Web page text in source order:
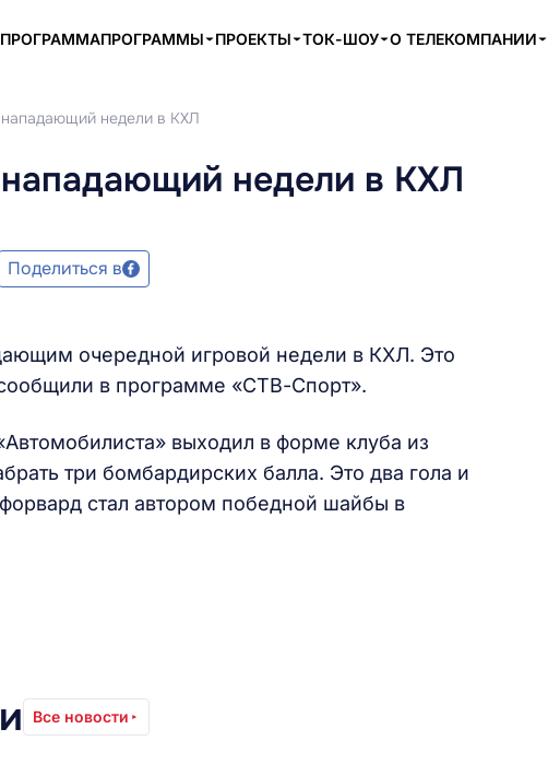
ПРОГРАММЫ ПРОЕКТЫ ТОК-ШОУ О ТЕЛЕКОМПАНИИ
недели в КХЛ
недели в КХЛ
Поделиться в
очередной игровой недели в КХЛ. Это
в программе «СТВ-Спорт».
выходил в форме клуба из
три бомбардирских балла. Это два гола и
стал автором победной шайбы в
Все новости